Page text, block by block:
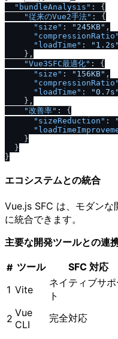
"bundleAnalysis" :
{
"従来のVue2手法" :
{
"size" : "245KB" ,
"compressionRatio"
"loadTime" :
"1.2s"
} ,
"Vue3SFC最適化" :
{
"size" : "156KB" ,
"compressionRatio"
"loadTime" :
"0.7s"
} ,
"改善率" :
{
"sizeReduction" :
}
}
}
エコシステムとの統合
Vue.js SFC は、モダンな
に統合できます。
主要な開発ツールとの連
# ツール SFC 対応
1 Vite
ネイティブサポ
ト
2 Vue
CLI
完全対応